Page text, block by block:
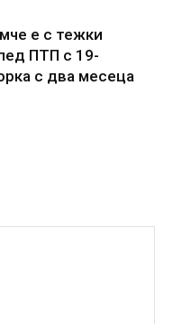
е с тежки
ПТП с 19-
с два месеца